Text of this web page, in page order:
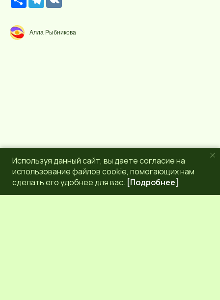
е
р
с
e
g
r
Алла Рыбникова
Используя данный сайт, вы даете согласие на
использование файлов cookie, помогающих нам
сделать его удобнее для вас. [Подробнее]